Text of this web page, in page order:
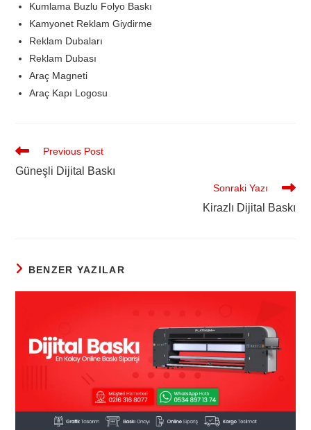
Kumlama Buzlu Folyo Baskı
Kamyonet Reklam Giydirme
Reklam Dubaları
Reklam Dubası
Araç Magneti
Araç Kapı Logosu
Previous Post
Güneşli Dijital Baskı
Sonraki Yazı
Kirazlı Dijital Baskı
BENZER YAZILAR